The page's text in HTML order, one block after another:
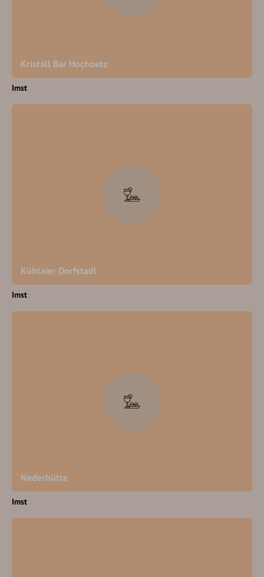
Kristall Bar Hochoetz
Imst
Kühtaier Dorfstadl
Imst
Nederhütte
Imst